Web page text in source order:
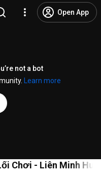
Open App
not a bot
Learn more
Chơi - Liên Minh